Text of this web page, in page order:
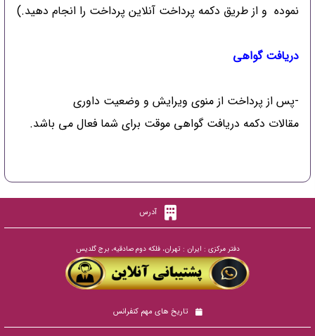
نموده و از طریق دکمه پرداخت آنلاین پرداخت را انجام دهید.)
دریافت گواهی
-پس از پرداخت از منوی ویرایش و وضعیت داوری
مقالات دکمه دریافت گواهی موقت برای شما فعال می باشد.
آدرس
دفتر مرکزی : ایران : تهران، فلکه دوم صادقیه، برج گلدیس
تاریخ های مهم کنفرانس